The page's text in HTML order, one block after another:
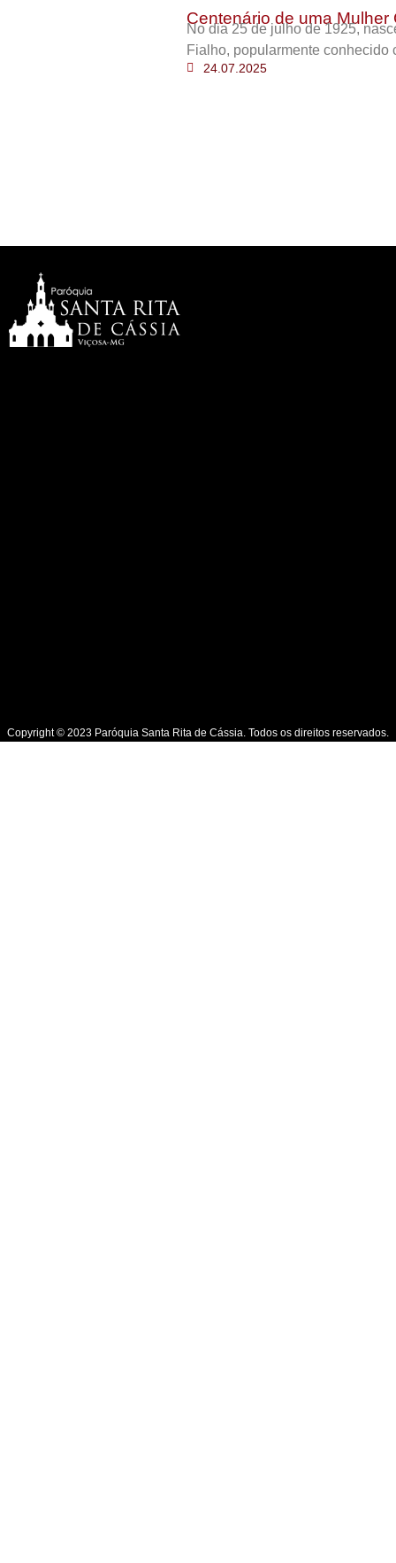
Centenário de uma Mulher
No dia 25 de julho de 1925,
Fialho, popularmente conhecido
24.07.2025
Copyright © 2023 Paróquia Santa Rita de Cássia. Todos os direitos reservados.